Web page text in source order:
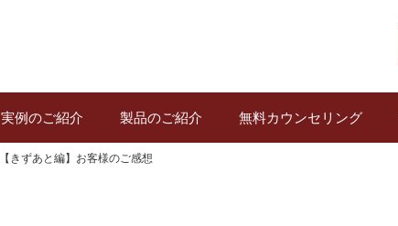
実例のご紹介 製品のご紹介 無料カウンセリング
【きずあと編】お客様のご感想